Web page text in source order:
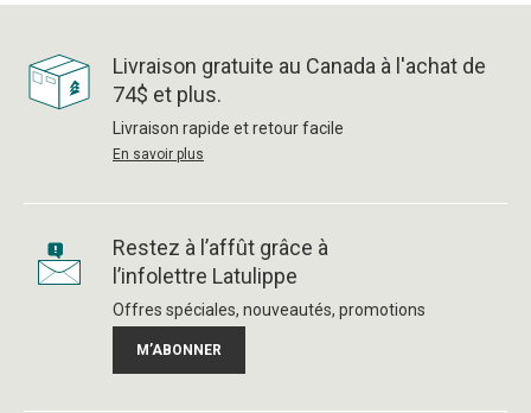
Livraison gratuite au Canada à l'achat de
74$ et plus.
Livraison rapide et retour facile
En savoir plus
Restez à l’affût grâce à
l’infolettre Latulippe
Offres spéciales, nouveautés, promotions
M’ABONNER